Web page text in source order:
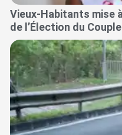
Vieux-Habitants mise
de l’Élection du